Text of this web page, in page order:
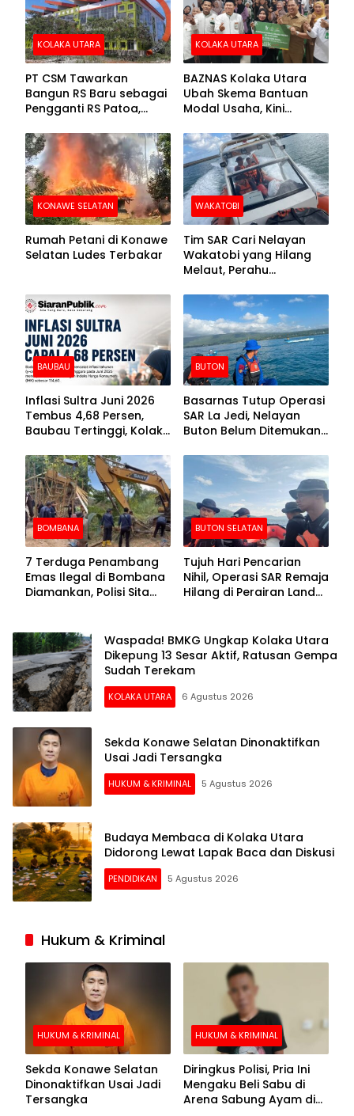
KOLAKA UTARA
PT CSM Tawarkan
Bangun RS Baru sebagai
Pengganti RS Patoa,
Kolut
KOLAKA UTARA
BAZNAS Kolaka Utara
Ubah Skema Bantuan
Modal Usaha, Kini
Barang Senilai Rp419,5
Juta
KONAWE SELATAN
Rumah Petani di Konawe
Selatan Ludes Terbakar
WAKATOBI
Tim SAR Cari Nelayan
Wakatobi yang Hilang
Melaut, Perahu
Kemasukan Air
BAUBAU
Inflasi Sultra Juni 2026
Tembus 4,68 Persen,
Baubau Tertinggi, Kolaka
BUTON
Basarnas Tutup Operasi
SAR La Jedi, Nelayan
Buton Belum Ditemukan
BOMBANA
7 Terduga Penambang
Emas Ilegal di Bombana
Diamankan, Polisi Sita
BUTON SELATAN
Tujuh Hari Pencarian
Nihil, Operasi SAR Remaja
Hilang di Perairan Lande
Waspada! BMKG Ungkap Kolaka Utara
Dikepung 13 Sesar Aktif, Ratusan Gempa
Sudah Terekam
KOLAKA UTARA 6 Agustus 2026
Sekda Konawe Selatan Dinonaktifkan
Usai Jadi Tersangka
HUKUM & KRIMINAL 5 Agustus 2026
Budaya Membaca di Kolaka Utara
Didorong Lewat Lapak Baca dan Diskusi
PENDIDIKAN 5 Agustus 2026
Hukum & Kriminal
HUKUM & KRIMINAL
Sekda Konawe Selatan
Dinonaktifkan Usai Jadi
Tersangka
HUKUM & KRIMINAL
Diringkus Polisi, Pria Ini
Mengaku Beli Sabu di
Arena Sabung Ayam di